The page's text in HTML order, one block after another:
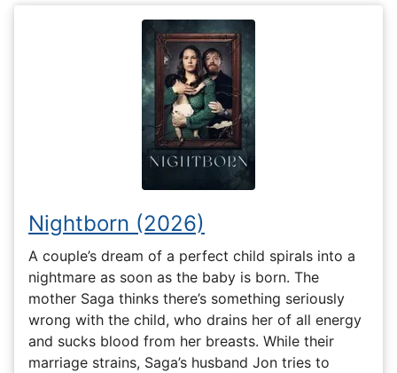
Nightborn (2026)
A couple’s dream of a perfect child spirals into a
nightmare as soon as the baby is born. The
mother Saga thinks there’s something seriously
wrong with the child, who drains her of all energy
and sucks blood from her breasts. While their
marriage strains, Saga’s husband Jon tries to